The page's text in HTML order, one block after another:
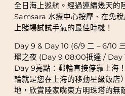
全日海上巡航。經過連續幾天的
Samsara 水療中心按摩、在免
上賭場試試手氣的最佳時機！
Day 9 & Day 10 (6/9 二 – 6/10
璨之夜 (Day 9 08:00抵達 / Day
Day 9亮點：郵輪直接停靠上海
輪就是您在上海的移動星級飯店
地，欣賞陸家嘴東方明珠塔的無